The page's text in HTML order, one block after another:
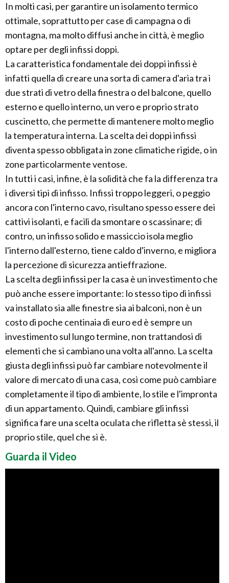
In molti casi, per garantire un isolamento termico
ottimale, soprattutto per case di campagna o di
montagna, ma molto diffusi anche in città, è meglio
optare per degli infissi doppi.
La caratteristica fondamentale dei doppi infissi è
infatti quella di creare una sorta di camera d'aria tra i
due strati di vetro della finestra o del balcone, quello
esterno e quello interno, un vero e proprio strato
cuscinetto, che permette di mantenere molto meglio
la temperatura interna. La scelta dei doppi infissi
diventa spesso obbligata in zone climatiche rigide, o in
zone particolarmente ventose.
In tutti i casi, infine, è la solidità che fa la differenza tra
i diversi tipi di infisso. Infissi troppo leggeri, o peggio
ancora con l'interno cavo, risultano spesso essere dei
cattivi isolanti, e facili da smontare o scassinare; di
contro, un infisso solido e massiccio isola meglio
l'interno dall'esterno, tiene caldo d'inverno, e migliora
la percezione di sicurezza antieffrazione.
La scelta degli infissi per la casa è un investimento che
può anche essere importante: lo stesso tipo di infissi
va installato sia alle finestre sia ai balconi, non è un
costo di poche centinaia di euro ed è sempre un
investimento sul lungo termine, non trattandosi di
elementi che si cambiano una volta all'anno. La scelta
giusta degli infissi può far cambiare notevolmente il
valore di mercato di una casa, così come può cambiare
completamente il tipo di ambiente, lo stile e l'impronta
di un appartamento. Quindi, cambiare gli infissi
significa fare una scelta oculata che rifletta sè stessi, il
proprio stile, quel che si è.
Guarda il Video